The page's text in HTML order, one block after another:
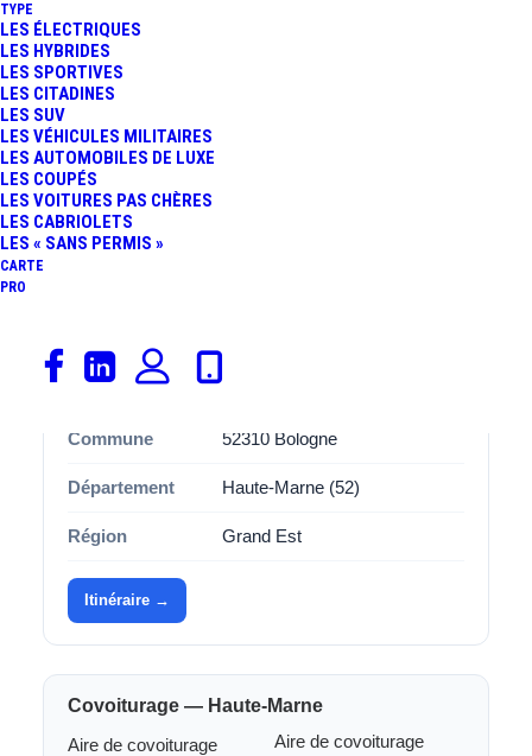
TYPE
LES ÉLECTRIQUES
LES HYBRIDES
LES SPORTIVES
LES CITADINES
LES SUV
LES VÉHICULES MILITAIRES
LES AUTOMOBILES DE LUXE
LES COUPÉS
LES VOITURES PAS CHÈRES
LES CABRIOLETS
LES « SANS PERMIS »
CARTE
PRO
Avec ses4 places de stationnement
Bologne
covoitureurs dans des bonnes conditions. Que vous
soyez conducteur ou passager, vous apprécierez
l’organisation et l’espace disponibles, pensés pour
améliorer l’expérience de covoiturage.
Adresse
Commune 52310 Bologne
Département Haute-Marne (52)
Région Grand Est
Itinéraire →
Covoiturage — Haute-Marne
Aire de covoiturage
Aire de covoiturage